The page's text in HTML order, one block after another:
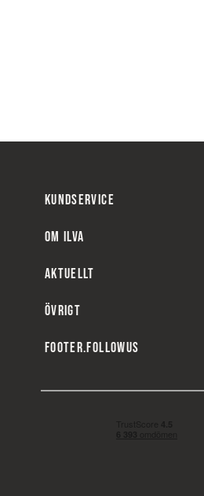
KUNDSERVICE
OM ILVA
AKTUELLT
ÖVRIGT
FOOTER.FOLLOWUS